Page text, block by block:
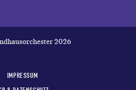
2026
IMPRESSUM